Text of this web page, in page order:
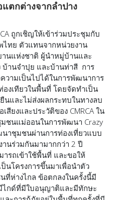
ตกต่างจากลำปาง
ถูกเชิญให้เข้าร่วมประชุมกับ
ไทย ตัวแทนจากหน่วยงาน
านแห่งชาติ ผู้นำหมู่บ้านและ
านจำปุย และบ้านท่าสี การ
วามเป็นไปได้ในการพัฒนาการ
งเทียวในพื้นที่ โดยจัดทำเป็น
นและไม่ส่งผลกระทบในทางลบ
ยงและประวัติของ CMRCA ใน
ชนแม่ออนในการพัฒนา Crazy
าชุมชนผ่านการท่องเที่ยวแบบ
นร่วมกันมามากกว่า 2 ปี
ารถเข้าใช้พื้นที่ และขอให้
นโครงการขึ้นมาเพื่อนำตัว
ที่ห่างไกล ข้อตกลงในครั้งนี้มี
ไกด์ที่มีใบอนุญาติและมีทักษะ